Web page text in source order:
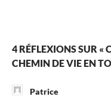
4 RÉFLEXIONS SUR «
CHEMIN DE VIE EN
Patrice